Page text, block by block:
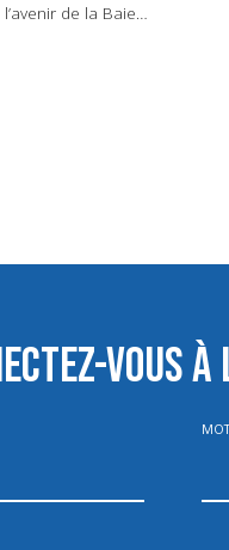
de la Baie…
VOUS À